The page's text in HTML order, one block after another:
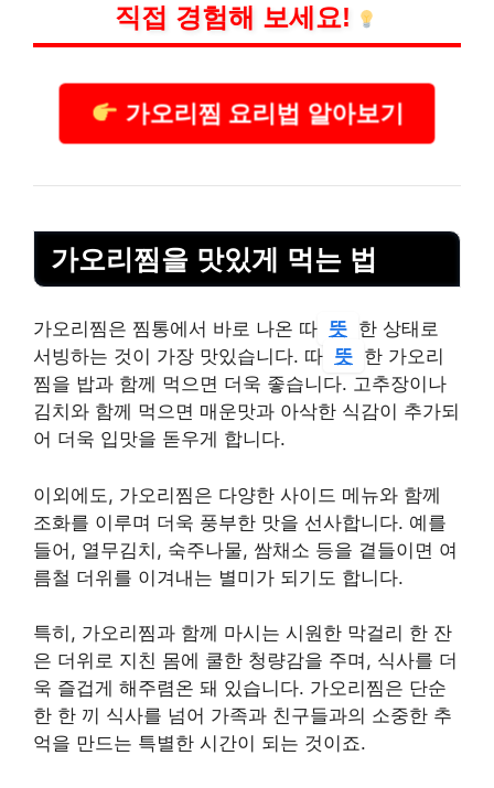
직접 경험해 보세요!
가오리찜 요리법 알아보기
가오리찜을 맛있게 먹는 법
가오리찜은 찜통에서 바로 나온 따 뜻 한 상태로
서빙하는 것이 가장 맛있습니다. 따 뜻 한 가오리
찜을 밥과 함께 먹으면 더욱 좋습니다. 고추장이나
김치와 함께 먹으면 매운맛과 아삭한 식감이 추가되
어 더욱 입맛을 돋우게 합니다.
이외에도, 가오리찜은 다양한 사이드 메뉴와 함께
조화를 이루며 더욱 풍부한 맛을 선사합니다. 예를
들어, 열무김치, 숙주나물, 쌈채소 등을 곁들이면 여
름철 더위를 이겨내는 별미가 되기도 합니다.
특히, 가오리찜과 함께 마시는 시원한 막걸리 한 잔
은 더위로 지친 몸에 쿨한 청량감을 주며, 식사를 더
욱 즐겁게 해주렴온 돼 있습니다. 가오리찜은 단순
한 한 끼 식사를 넘어 가족과 친구들과의 소중한 추
억을 만드는 특별한 시간이 되는 것이죠.